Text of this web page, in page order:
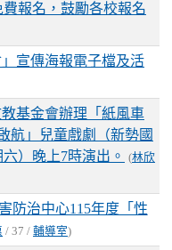
報名，鼓勵各校報名
宣傳海報電子檔及活
基金會辦理「紙風車
航」兒童戲劇（新勢國
）晚上7時演出。
(林欣
防治中心115年度「性
/ 37 / 輔導室)